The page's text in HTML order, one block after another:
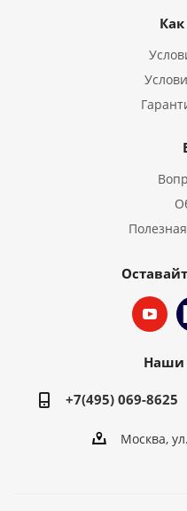
Наши
+7(495) 069-8625
Москва,